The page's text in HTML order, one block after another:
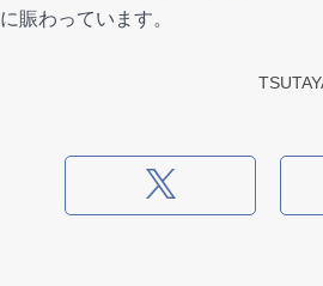
に賑わっています。